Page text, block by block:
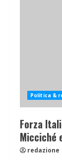
Politica &
Forza
Micciché
redazione